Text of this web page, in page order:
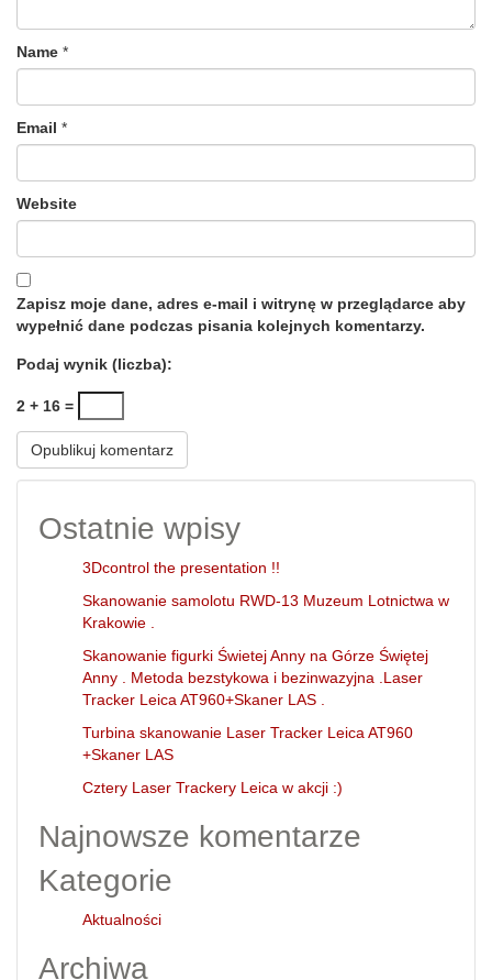
Name *
Email *
Website
Zapisz moje dane, adres e-mail i witrynę w przeglądarce aby
wypełnić dane podczas pisania kolejnych komentarzy.
Podaj wynik (liczba):
2 + 16 =
Ostatnie wpisy
3Dcontrol the presentation !!
Skanowanie samolotu RWD-13 Muzeum Lotnictwa w
Krakowie .
Skanowanie figurki Świetej Anny na Górze Świętej
Anny . Metoda bezstykowa i bezinwazyjna .Laser
Tracker Leica AT960+Skaner LAS .
Turbina skanowanie Laser Tracker Leica AT960
+Skaner LAS
Cztery Laser Trackery Leica w akcji :)
Najnowsze komentarze
Kategorie
Aktualności
Archiwa